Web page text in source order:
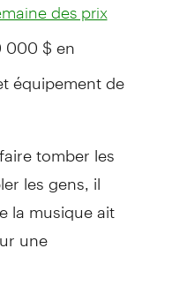
des prix
$ en
équipement de
tomber les
les gens, il
la musique ait
une